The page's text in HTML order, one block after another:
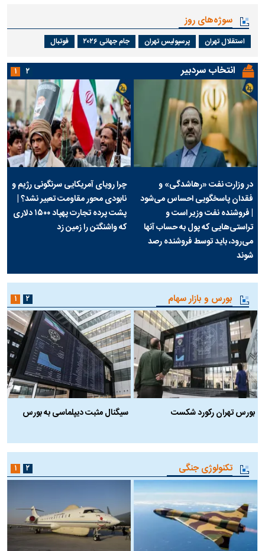
سوژه‌های روز
استقلال تهران پرسپولیس تهران جام جهانی ۲۰۲۶ فوتبال
انتخاب سردبیر
در وزارت نفت «رهاشدگی» و
فقدان پاسخگویی احساس می‌شود
| فروشنده نفت وزیر است و
تراستی‌هایی که پول به حساب آنها
می‌رود، باید توسط فروشنده رصد
شوند
چرا رویای آمریکایی سرنگونی رژیم و
نابودی محور مقاومت تعبیر نشد؟ |
پشت پرده تجارت پهپاد‌ ۱۵۰۰ دلاری
که واشنگتن را زمین زد
۱ ۲
بورس و بازار سهام
بورس تهران رکورد شکست
سیگنال مثبت دیپلماسی به بورس
۱ ۲
تکنولوژی جنگی ۱ ۲